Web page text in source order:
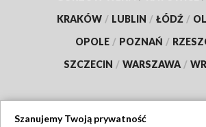
KRAKÓW / LUBLIN / ŁÓDŹ /
OPOLE / POZNAŃ /
SZCZECIN / WARSZAWA /
Szanujemy Twoją prywatność